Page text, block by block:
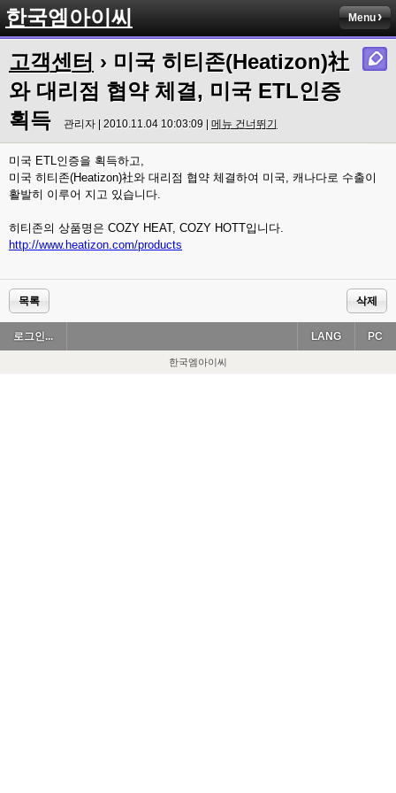
한국엠아이씨 Menu
고객센터 › 미국 히티존(Heatizon)社
와 대리점 협약 체결, 미국 ETL인증
획득
관리자 | 2010.11.04 10:03:09 | 메뉴 건너뛰기
미국 ETL인증을 획득하고,
미국 히티존(Heatizon)社와 대리점 협약 체결하여 미국, 캐나다로 수출이
활발히 이루어 지고 있습니다.
히티존의 상품명은 COZY HEAT, COZY HOTT입니다.
http://www.heatizon.com/products
목록 삭제
로그인... PC
LANG
한국엠아이씨